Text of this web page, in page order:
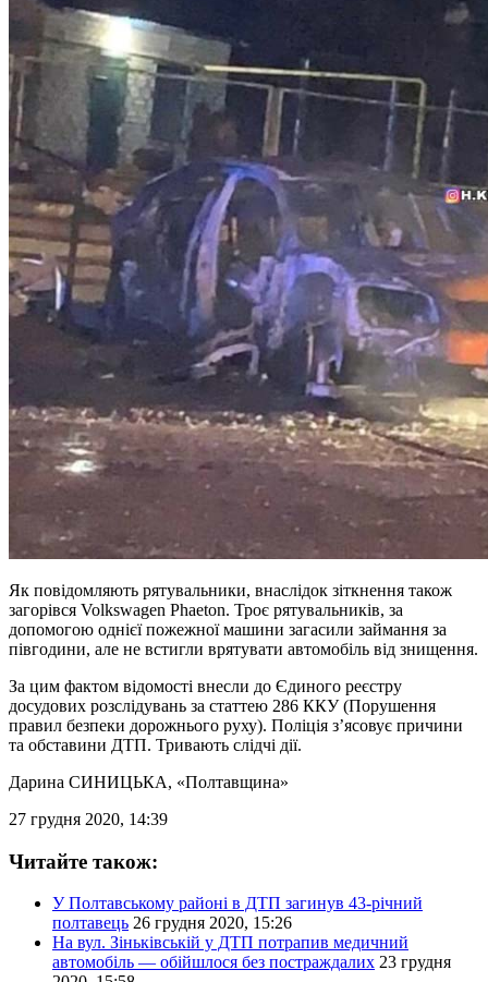
Як повідомляють рятувальники, внаслідок зіткнення також
загорівся Volkswagen Phaeton. Троє рятувальників, за
допомогою однієї пожежної машини загасили займання за
півгодини, але не встигли врятувати автомобіль від знищення.
За цим фактом відомості внесли до Єдиного реєстру
досудових розслідувань за статтею 286 ККУ (Порушення
правил безпеки дорожнього руху). Поліція з’ясовує причини
та обставини ДТП. Тривають слідчі дії.
Дарина СИНИЦЬКА, «Полтавщина»
27 грудня 2020, 14:39
Читайте також:
У Полтавському районі в ДТП загинув 43-річний
полтавець 26 грудня 2020, 15:26
На вул. Зіньківській у ДТП потрапив медичний
автомобіль — обійшлося без постраждалих 23 грудня